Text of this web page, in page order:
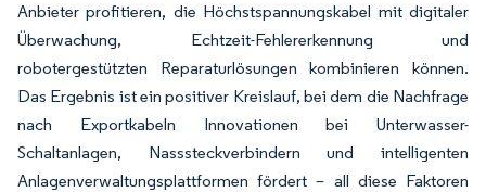
Anbieter profitieren, die Höchstspannungskabel mit digitaler
Überwachung, Echtzeit-Fehlererkennung und
robotergestützten Reparaturlösungen kombinieren können.
Das Ergebnis ist ein positiver Kreislauf, bei dem die Nachfrage
nach Exportkabeln Innovationen bei Unterwasser-
Schaltanlagen, Nasssteckverbindern und intelligenten
Anlagenverwaltungsplattformen fördert – all diese Faktoren